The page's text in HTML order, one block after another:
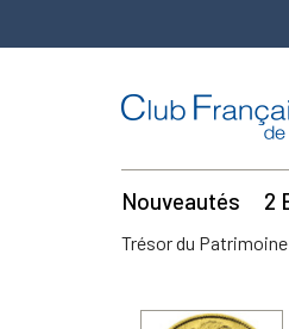
Nouveautés 2
Trésor du Patrimoine